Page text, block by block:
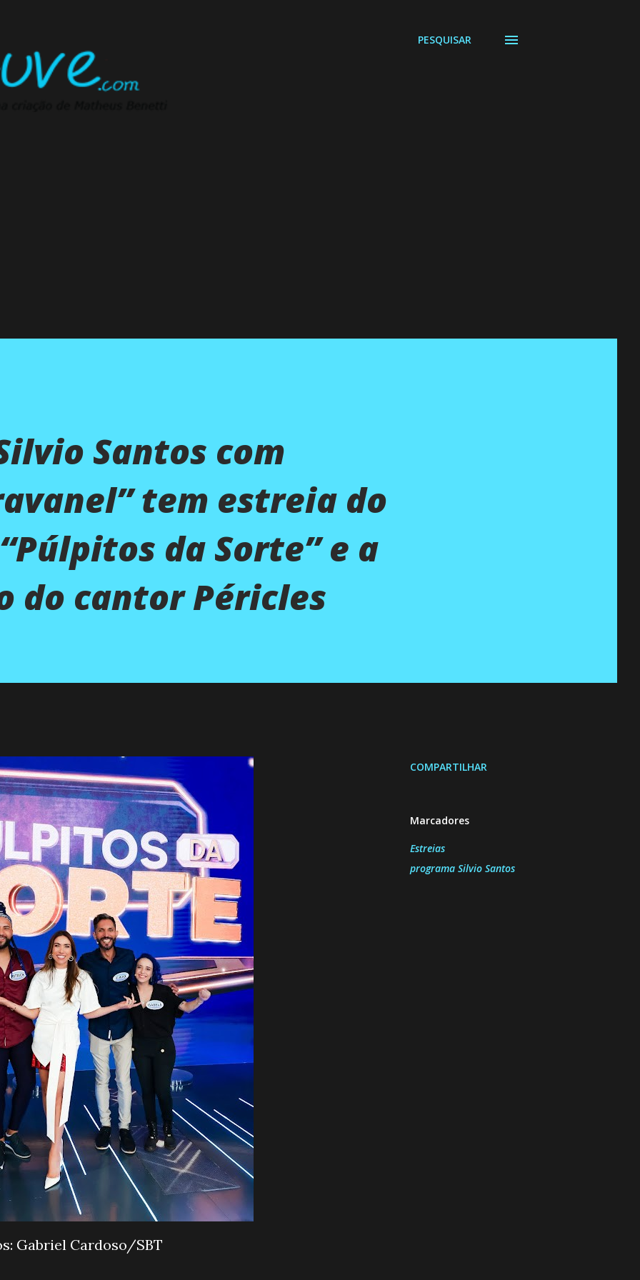
PESQUISAR
Santos com
tem estreia do
da Sorte” e a
do cantor Péricles
Gabriel Cardoso/SBT
COMPARTILHAR
Marcadores
Estreias
programa Silvio Santos